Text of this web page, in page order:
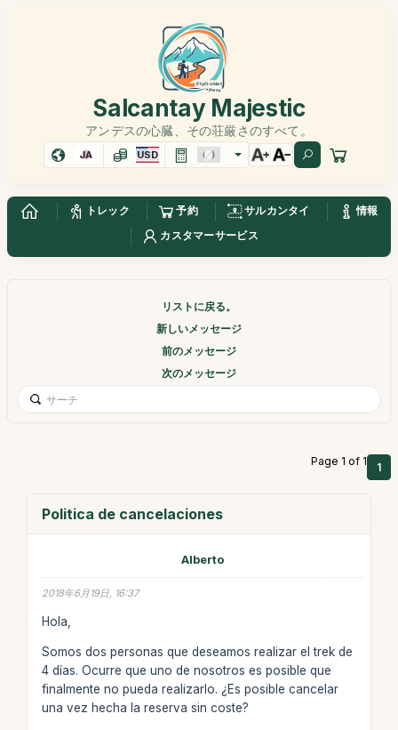
Salcantay Majestic
アンデスの心臓、その荘厳さのすべて。
JA USD
トレック 予約 サルカンタイ
情報
カスタマーサービス
リストに戻る。
新しいメッセージ
前のメッセージ
次のメッセージ
Page 1 of 1 1
Politica de cancelaciones
Alberto
2018年6月19日, 16:37
Hola,
Somos dos personas que deseamos realizar el trek de
4 días. Ocurre que uno de nosotros es posible que
finalmente no pueda realizarlo. ¿Es posible cancelar
una vez hecha la reserva sin coste?